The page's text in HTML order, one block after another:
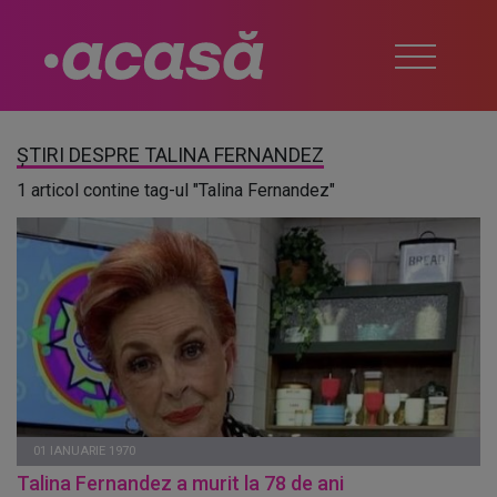
ȘTIRI DESPRE TALINA FERNANDEZ
1 articol contine tag-ul "Talina Fernandez"
01 IANUARIE 1970
Talina Fernandez a murit la 78 de ani